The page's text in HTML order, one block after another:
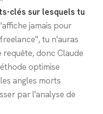
clés sur lesquels tu
jamais pour
tu n'auras
donc Claude
optimise
angles morts
par l'analyse de